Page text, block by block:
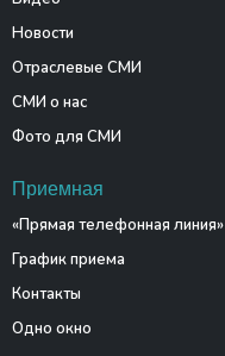
Новости
Отраслевые СМИ
СМИ о нас
Фото для СМИ
Приемная
«Прямая телефонная линия»
График приема
Контакты
Одно окно